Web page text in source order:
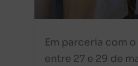
Em parceria com
entre 27 e 29 de